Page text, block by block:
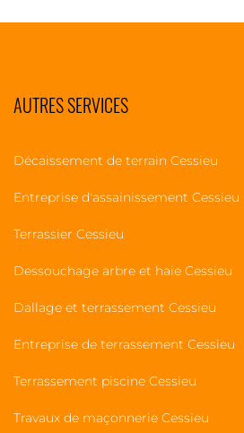
AUTRES SERVICES
Décaissement de terrain Cessieu
Entreprise d'assainissement Cessieu
Terrassier Cessieu
Dessouchage arbre et haie Cessieu
Dallage et terrassement Cessieu
Entreprise de terrassement Cessieu
Terrassement piscine Cessieu
Travaux de maçonnerie Cessieu